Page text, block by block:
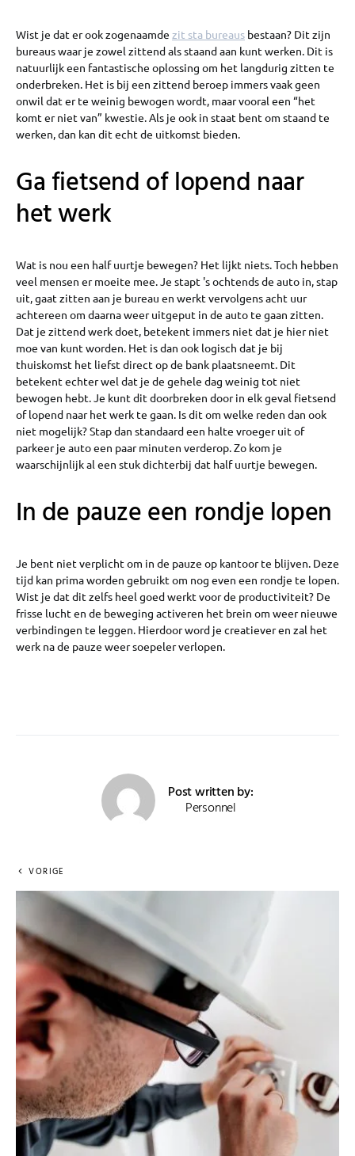
Wist je dat er ook zogenaamde zit sta bureaus bestaan? Dit zijn
bureaus waar je zowel zittend als staand aan kunt werken. Dit is
natuurlijk een fantastische oplossing om het langdurig zitten te
onderbreken. Het is bij een zittend beroep immers vaak geen
onwil dat er te weinig bewogen wordt, maar vooral een “het
komt er niet van” kwestie. Als je ook in staat bent om staand te
werken, dan kan dit echt de uitkomst bieden.
Ga fietsend of lopend naar
het werk
Wat is nou een half uurtje bewegen? Het lijkt niets. Toch hebben
veel mensen er moeite mee. Je stapt 's ochtends de auto in, stap
uit, gaat zitten aan je bureau en werkt vervolgens acht uur
achtereen om daarna weer uitgeput in de auto te gaan zitten.
Dat je zittend werk doet, betekent immers niet dat je hier niet
moe van kunt worden. Het is dan ook logisch dat je bij
thuiskomst het liefst direct op de bank plaatsneemt. Dit
betekent echter wel dat je de gehele dag weinig tot niet
bewogen hebt. Je kunt dit doorbreken door in elk geval fietsend
of lopend naar het werk te gaan. Is dit om welke reden dan ook
niet mogelijk? Stap dan standaard een halte vroeger uit of
parkeer je auto een paar minuten verderop. Zo kom je
waarschijnlijk al een stuk dichterbij dat half uurtje bewegen.
In de pauze een rondje lopen
Je bent niet verplicht om in de pauze op kantoor te blijven. Deze
tijd kan prima worden gebruikt om nog even een rondje te lopen.
Wist je dat dit zelfs heel goed werkt voor de productiviteit? De
frisse lucht en de beweging activeren het brein om weer nieuwe
verbindingen te leggen. Hierdoor word je creatiever en zal het
werk na de pauze weer soepeler verlopen.
Post written by:
Personnel
VORIGE